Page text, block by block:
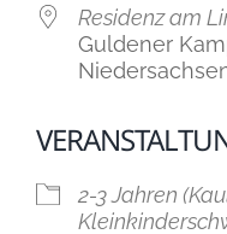
Residenz am
Guldener
2-3 Jahren